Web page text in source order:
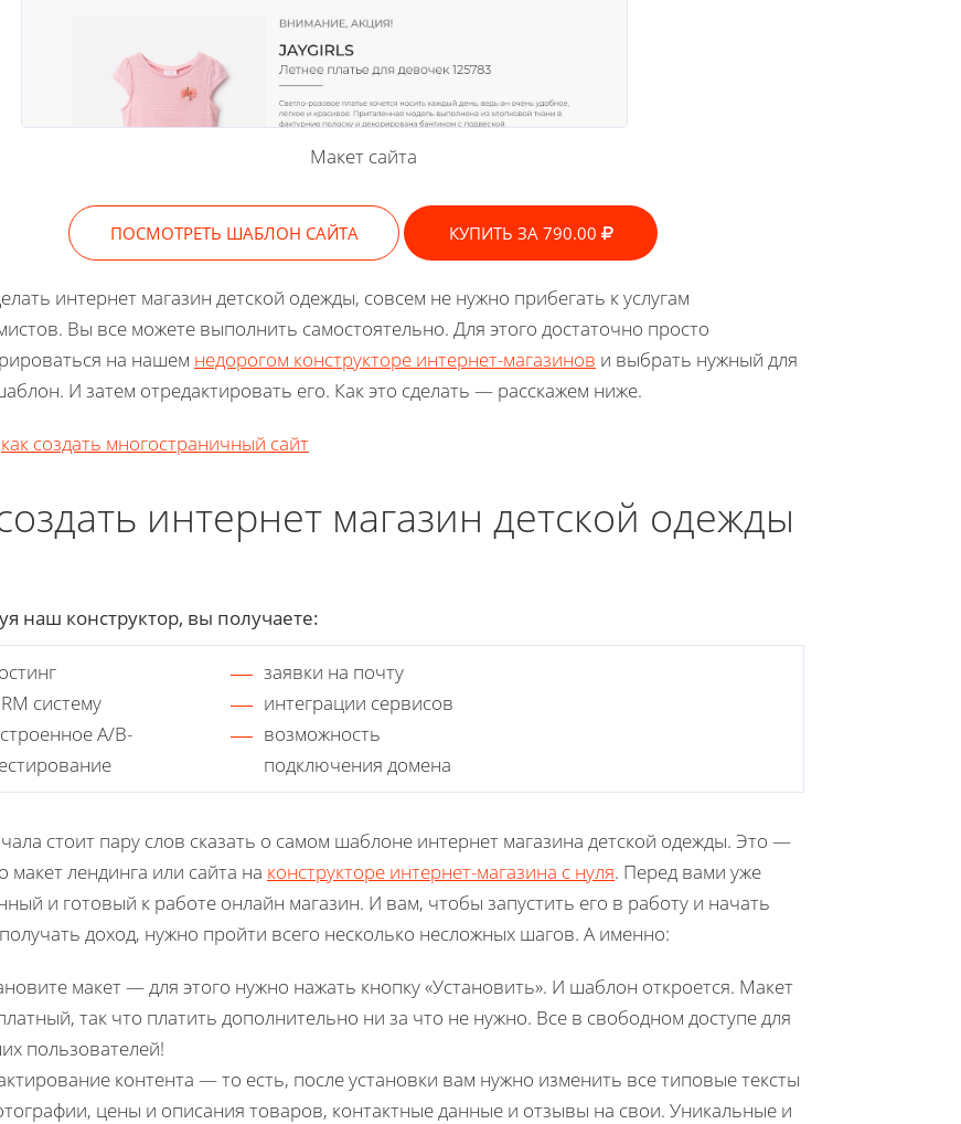
Макет сайта
ПОСМОТРЕТЬ ШАБЛОН САЙТА КУПИТЬ ЗА 790.00
интернет магазин детской одежды, совсем не нужно прибегать к услугам
Вы все можете выполнить самостоятельно. Для этого достаточно просто
на нашем недорогом конструкторе интернет-магазинов и выбрать нужный для
И затем отредактировать его. Как это сделать — расскажем ниже.
как создать многостраничный сайт
интернет магазин детской одежды
наш конструктор, вы получаете:
заявки на почту
систему
интеграции сервисов
A/B-
возможность
подключения домена
стоит пару слов сказать о самом шаблоне интернет магазина детской одежды. Это —
макет лендинга или сайта на конструкторе интернет-магазина с нуля. Перед вами уже
и готовый к работе онлайн магазин. И вам, чтобы запустить его в работу и начать
доход, нужно пройти всего несколько несложных шагов. А именно:
макет — для этого нужно нажать кнопку «Установить». И шаблон откроется. Макет
так что платить дополнительно ни за что не нужно. Все в свободном доступе для
пользователей!
контента — то есть, после установки вам нужно изменить все типовые тексты
цены и описания товаров, контактные данные и отзывы на свои. Уникальные и